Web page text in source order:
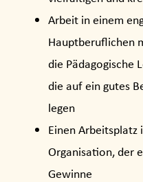
Arbeit in einem
Hauptberuflichen
die Pädagogische
die auf ein gutes
legen
Einen
Organisation, der
Gewinne